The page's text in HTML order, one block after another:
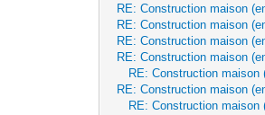
RE: Construction maison
RE: Construction maison
RE: Construction maison
RE: Construction maison
RE: Construction maison
RE: Construction maison
RE: Construction maison